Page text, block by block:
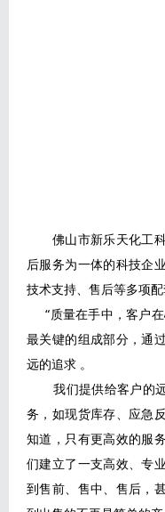
佛山市新乐天化工
后服务为一体的科技企
技术支持、售后等多项配
“质量在手中，客户在
最关键的组成部分，通
远的追求 。
我们提供给客户的远
务，如现货库存、应急
知道，只有更高效的服
们建立了一支高效、专
到售前、售中、售后，